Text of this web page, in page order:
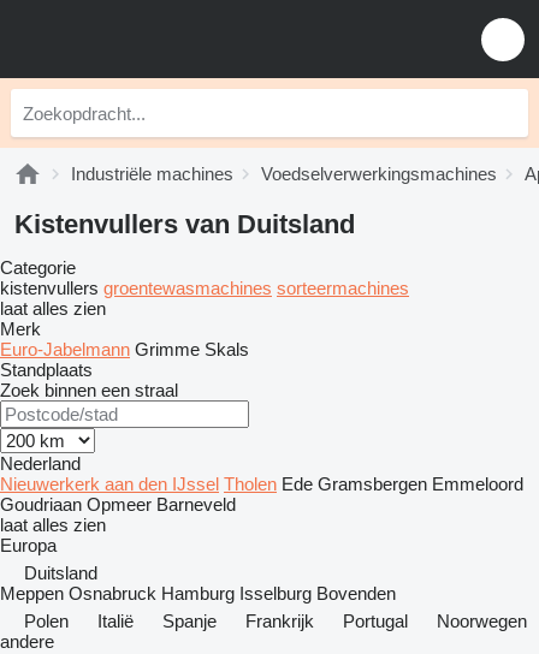
Industriële machines Voedselverwerkingsmachines
Kistenvullers van Duitsland
Categorie
kistenvullers groentewasmachines sorteermachines
laat alles zien
Merk
Euro-Jabelmann Grimme Skals
Standplaats
Zoek binnen een straal
Nederland
Nieuwerkerk aan den IJssel Tholen Ede Gramsbergen Emmeloord
Goudriaan Opmeer Barneveld
laat alles zien
Europa
Duitsland
Meppen Osnabruck Hamburg Isselburg Bovenden
Polen
Italië Spanje Frankrijk Portugal
Noorwegen
andere